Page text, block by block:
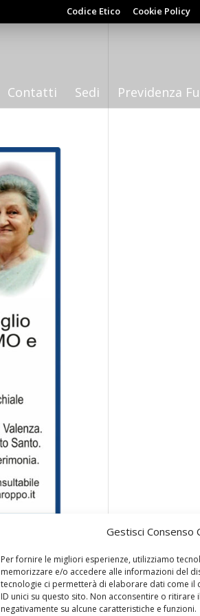
Gestisci Consenso
Per fornire le migliori esperienze, utilizziamo
memorizzare e/o accedere alle informazioni del
tecnologie ci permetterà di elaborare dati come il
ID unici su questo sito. Non acconsentire o ritirare
negativamente su alcune caratteristiche e funzioni.
Codice Etico Cookie Policy
Contatti Sedi Previdenza